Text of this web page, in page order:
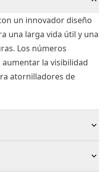
un innovador diseño
una larga vida útil y una
Los números
la visibilidad
atornilladores de
se deslice en el